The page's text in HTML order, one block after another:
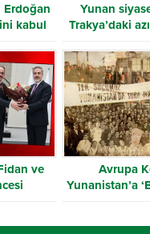
Erdoğan
kabul
Yunan
Trakya’daki
ve
Avrupa
Yunanistan’a